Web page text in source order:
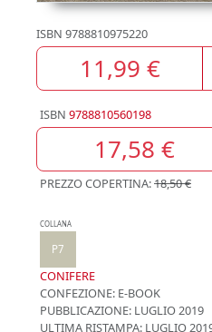
ISBN 9788810975220
11,99 €
ISBN 9788810560198
17,58 €
PREZZO COPERTINA:18,50 €
COLLANA
P7
CONIFERE
CONFEZIONE: E-BOOK
PUBBLICAZIONE: LUGLIO 2019
ULTIMA RISTAMPA: LUGLIO